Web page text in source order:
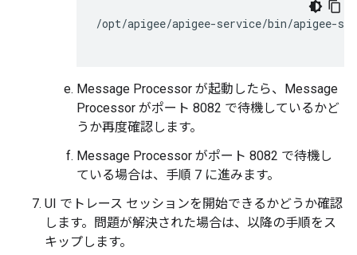
/opt/apigee/apigee-service/bin/apigee-
Message Processor が起動したら、Message
Processor がポート 8082 で待機しているかど
うか再度確認します。
Message Processor がポート 8082 で待機し
ている場合は、手順 7 に進みます。
UI でトレース セッションを開始できるかどうか確認
します。問題が解決された場合は、以降の手順をス
キップします。